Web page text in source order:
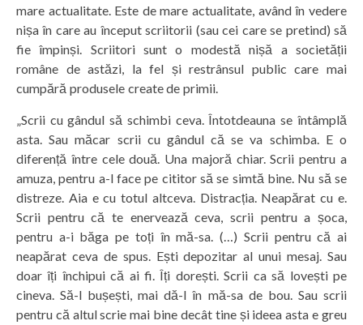
mare actualitate. Este de mare actualitate, având în vedere
nișa în care au început scriitorii (sau cei care se pretind) să
fie împinși. Scriitori sunt o modestă nișă a societății
române de astăzi, la fel și restrânsul public care mai
cumpără produsele create de primii.
„Scrii cu gândul să schimbi ceva. Întotdeauna se întâmplă
asta. Sau măcar scrii cu gândul că se va schimba. E o
diferență între cele două. Una majoră chiar. Scrii pentru a
amuza, pentru a-l face pe cititor să se simtă bine. Nu să se
distreze. Aia e cu totul altceva. Distracția. Neapărat cu e.
Scrii pentru că te enervează ceva, scrii pentru a șoca,
pentru a-i băga pe toți în mă-sa. (…) Scrii pentru că ai
neapărat ceva de spus. Ești depozitar al unui mesaj. Sau
doar îți închipui că ai fi. Îți dorești. Scrii ca să lovești pe
cineva. Să-l bușești, mai dă-l în mă-sa de bou. Sau scrii
pentru că altul scrie mai bine decât tine și ideea asta e greu